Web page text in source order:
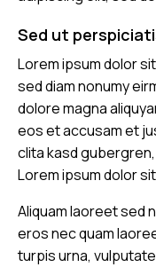
Sed ut
Lorem ipsum dolor
sed diam nonumy
dolore magna
eos et accusam et
clita kasd
Lorem ipsum dolor
Aliquam laoreet sed
eros nec quam
turpis urna,